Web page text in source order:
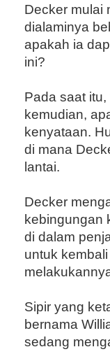
Decker mulai
dialaminya
apakah ia
ini?
Pada saat
kemudian,
kenyataan.
di mana
lantai.
Decker
kebingungan
di dalam
untuk
Sipir yang
bernama
sedang